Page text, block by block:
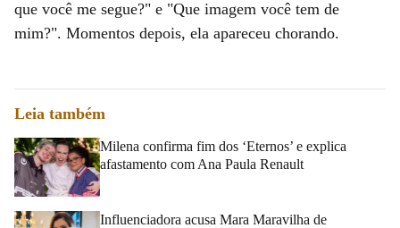
que você me segue?" e "Que imagem você tem de
mim?". Momentos depois, ela apareceu chorando.
Leia também
Milena confirma fim dos ‘Eternos’ e explica
afastamento com Ana Paula Renault
Influenciadora acusa Mara Maravilha de